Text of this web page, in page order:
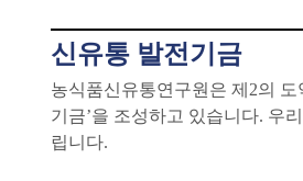
신유통 발전기금
농식품신유통연구원은 제2의
기금’을 조성하고 있습니다. 우
립니다.